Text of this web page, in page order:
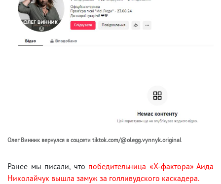
Олег Винник вернулся в соцсети tiktok.com/@olegg.vynnyk.original
Ранее мы писали, что победительница «Х-фактора» Аида
Николайчук вышла замуж за голливудского каскадера.